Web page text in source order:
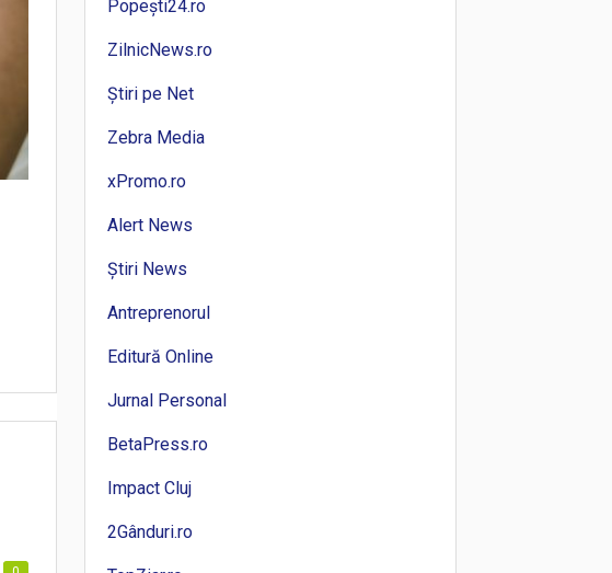
Popești24.ro
ZilnicNews.ro
Știri pe Net
Zebra Media
xPromo.ro
Alert News
Știri News
Antreprenorul
Editură Online
Jurnal Personal
BetaPress.ro
Impact Cluj
2Gânduri.ro